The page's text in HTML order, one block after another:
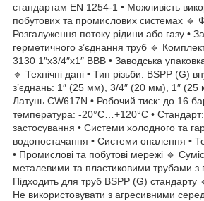
стандартам EN 1254-1 • Можливість
побутових та промислових системах 🔹
Розгалуження потоку рідини або газу •
герметичного з’єднання труб 🔹
3130 1″x3/4″x1″ ВВВ • Заводська
🔹 Технічні дані • Тип різьби: BSPP (G)
з’єднань: 1″ (25 мм), 3/4″ (20 мм), 1″ (25
Латунь CW617N • Робочий тиск: до 16
температура: -20°C…+120°C •
застосування • Системи холодного та
водопостачання • Системи опалення •
• Промислові та побутові мережі 🔹
металевими та пластиковими трубами з
Підходить для труб BSPP (G)
Не використовувати з агресивними